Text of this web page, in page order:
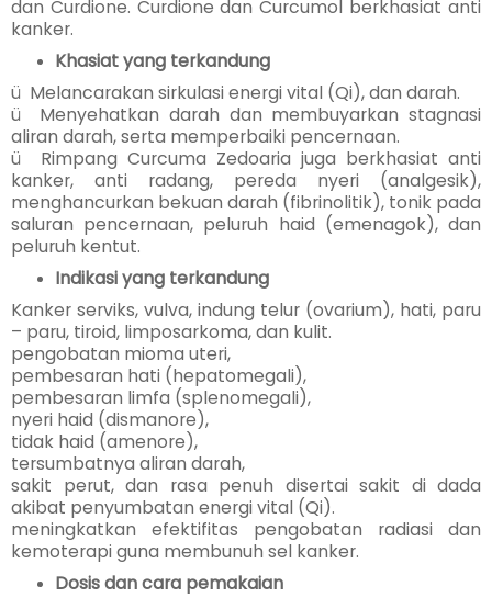
dan Curdione. Curdione dan Curcumol berkhasiat anti
kanker.
Khasiat yang terkandung
ü Melancarakan sirkulasi energi vital (Qi), dan darah.
ü Menyehatkan darah dan membuyarkan stagnasi
aliran darah, serta memperbaiki pencernaan.
ü Rimpang Curcuma Zedoaria juga berkhasiat anti
kanker, anti radang, pereda nyeri (analgesik),
menghancurkan bekuan darah (fibrinolitik), tonik pada
saluran pencernaan, peluruh haid (emenagok), dan
peluruh kentut.
Indikasi yang terkandung
Kanker serviks, vulva, indung telur (ovarium), hati, paru
– paru, tiroid, limposarkoma, dan kulit.
pengobatan mioma uteri,
pembesaran hati (hepatomegali),
pembesaran limfa (splenomegali),
nyeri haid (dismanore),
tidak haid (amenore),
tersumbatnya aliran darah,
sakit perut, dan rasa penuh disertai sakit di dada
akibat penyumbatan energi vital (Qi).
meningkatkan efektifitas pengobatan radiasi dan
kemoterapi guna membunuh sel kanker.
Dosis dan cara pemakaian